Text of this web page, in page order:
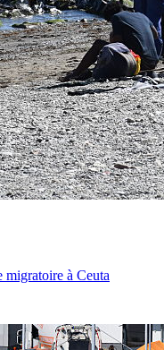
migratoire à Ceuta